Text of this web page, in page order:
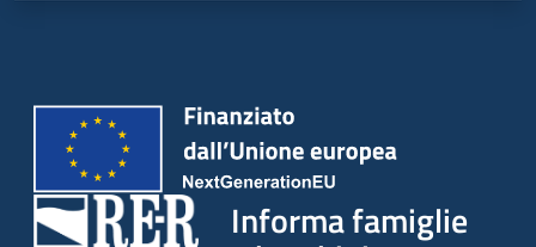
Informa famiglie